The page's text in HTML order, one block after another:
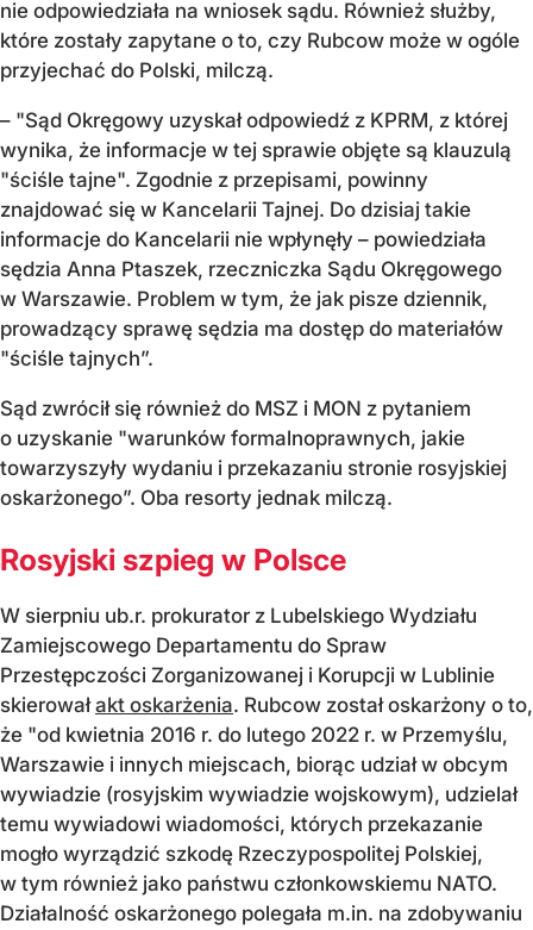
nie odpowiedziała na wniosek sądu. Również służby,
które zostały zapytane o to, czy Rubcow może w ogóle
przyjechać do Polski, milczą.
– "Sąd Okręgowy uzyskał odpowiedź z KPRM, z której
wynika, że informacje w tej sprawie objęte są klauzulą
"ściśle tajne". Zgodnie z przepisami, powinny
znajdować się w Kancelarii Tajnej. Do dzisiaj takie
informacje do Kancelarii nie wpłynęły – powiedziała
sędzia Anna Ptaszek, rzeczniczka Sądu Okręgowego
w Warszawie. Problem w tym, że jak pisze dziennik,
prowadzący sprawę sędzia ma dostęp do materiałów
"ściśle tajnych”.
Sąd zwrócił się również do MSZ i MON z pytaniem
o uzyskanie "warunków formalnoprawnych, jakie
towarzyszyły wydaniu i przekazaniu stronie rosyjskiej
oskarżonego”. Oba resorty jednak milczą.
Rosyjski szpieg w Polsce
W sierpniu ub.r. prokurator z Lubelskiego Wydziału
Zamiejscowego Departamentu do Spraw
Przestępczości Zorganizowanej i Korupcji w Lublinie
skierowałakt oskarżenia. Rubcow został oskarżony o to,
że "od kwietnia 2016 r. do lutego 2022 r. w Przemyślu,
Warszawie i innych miejscach, biorąc udział w obcym
wywiadzie (rosyjskim wywiadzie wojskowym), udzielał
temu wywiadowi wiadomości, których przekazanie
mogło wyrządzić szkodę Rzeczypospolitej Polskiej,
w tym również jako państwu członkowskiemu NATO.
Działalność oskarżonego polegała m.in. na zdobywaniu